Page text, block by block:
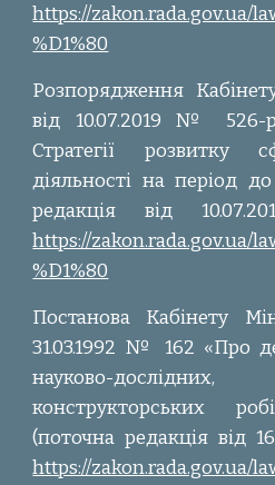
https://zakon.rada.gov.ua/
%D1%80
Розпорядження
від 10.07.2019 № 526-
Стратегії розвитку
діяльності на період
редакція від
https://zakon.rada.gov.ua/
%D1%80
Постанова Кабінету
31.03.1992 № 162 «Про
науково-
конструкторських
(поточна редакція від
https://zakon.rada.gov.ua/